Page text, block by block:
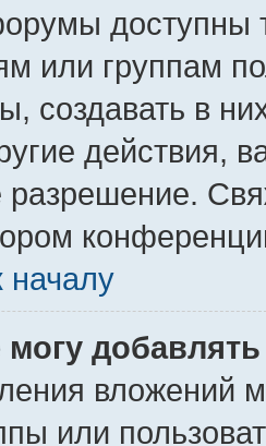
доступны
или группам
создавать в
действия,
разрешение.
началу
вложений
или